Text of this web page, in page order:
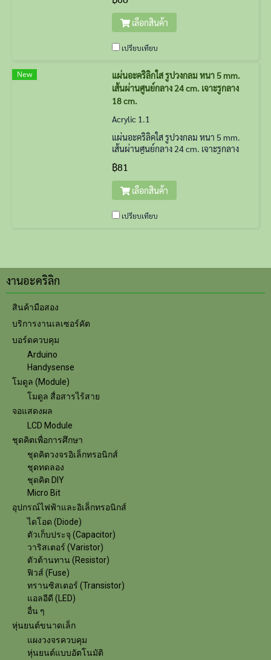
เลือกสินค้า
เปรียบเทียบ
New
แผ่นอะคริลิกใส รูปวงกลม หนา 5 mm.
เส้นผ่านศูนย์กลาง 24 cm. เจาะรูกลาง
18 cm.
Acrylic 1.1
แผ่นอะคริลิคใส รูปวงกลม หนา 5 mm.
เส้นผ่านศูนย์กลาง 24 cm. เจาะรูกลาง
18 cm.
฿81
เลือกสินค้า
เปรียบเทียบ
งานอะคริลิก
สินค้ามือสอง
บริการงานเลเซอร์คัต
บอร์ดควบคุม
Arduino
Handysense
โมดูล (Module)
โมดูล สื่อสารไร้สาย
จอแสดงผล
LCD Module
ชุดคิตเพื่อการศึกษา
ชุดคิตวงจรอิเล็กทรอนิกส์
ชุดทดลอง
ชุดคิต DIY
Micro Bit
อุปกรณ์ไฟฟ้าและอิเล็กทรอนิกส์
ไดโอด (Diode)
ตัวเก็บประจุ (Capacitor)
วาริสเตอร์ (Varistor)
ตัวต้านทาน (Resistor)
ฟิวส์ (Fuse)
ทรานซิสเตอร์ (Transistor)
แอลอีดี (LED)
อื่น ๆ
หุ่นยนต์ขนาดเล็ก
แผงวงจรควบคุม
หุ่นยนต์แบบอัตโนมัติ